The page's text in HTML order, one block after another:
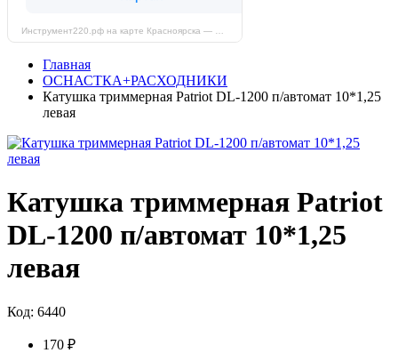
Главная
ОСНАСТКА+РАСХОДНИКИ
Катушка триммерная Patriot DL-1200 п/автомат 10*1,25
левая
Катушка триммерная Patriot
DL-1200 п/автомат 10*1,25
левая
Код: 6440
170 ₽